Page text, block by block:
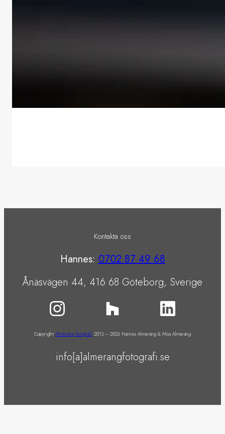
Kontakta oss
Hannes: 0702 87 49 68
Ånäsvägen 44, 416 68 Göteborg, Sverige
Copyright Almeräng fotografi 2013 – 2026 Hannes Almeräng & Moa Almeräng
info[a]almerangfotografi.se